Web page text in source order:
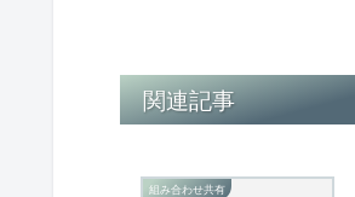
関連記事
組み合わせ共有